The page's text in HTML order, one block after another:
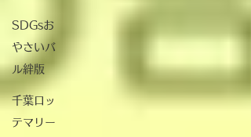
SDGsお
やさいバ
ル絆版
千葉ロッ
テマリー